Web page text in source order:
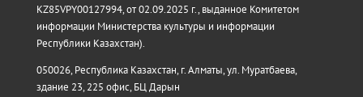
KZ85VPY00127994, от 02.09.2025 г., выданное Комитетом
информации Министерства культуры и информации
Республики Казахстан).
050026, Республика Казахстан, г. Алматы, ул. Муратбаева,
здание 23, 225 офис, БЦ Дарын